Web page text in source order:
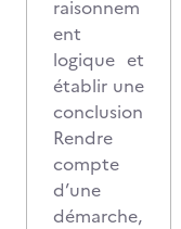
raisonnem
ent
logique et
établir une
conclusion
Rendre
compte
d’une
démarche,